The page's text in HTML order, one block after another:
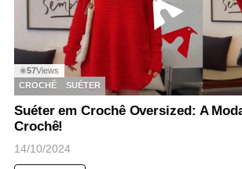
◉57Views
CROCHÊ
SUÉTER
Suéter em Crochê Oversized: A
Crochê!
14/10/2024